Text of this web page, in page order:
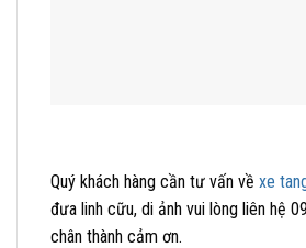
Quý khách hàng cần tư vấn về xe
đưa linh cữu, di ảnh vui lòng liên hệ
chân thành cảm ơn.